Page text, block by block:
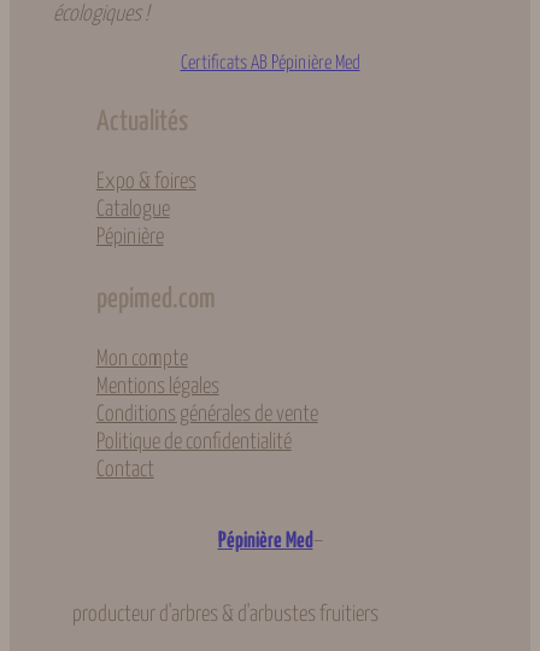
écologiques !
Certificats AB Pépinière Med
Actualités
Expo & foires
Catalogue
Pépinière
pepimed.com
Mon compte
Mentions légales
Conditions générales de vente
Politique de confidentialité
Contact
Pépinière Med –
producteur d'arbres & d'arbustes fruitiers